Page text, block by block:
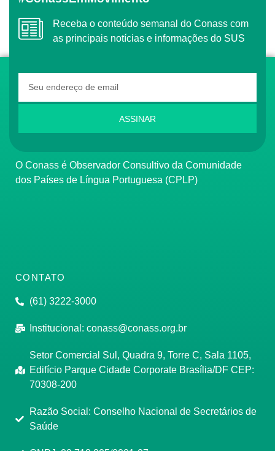
Receba o conteúdo semanal do Conass com
as principais notícias e informações do SUS
ASSINAR
O Conass é Observador Consultivo da Comunidade
dos Países de Língua Portuguesa (CPLP)
CONTATO
(61) 3222-3000
Institucional: conass@conass.org.br
Setor Comercial Sul, Quadra 9, Torre C, Sala 1105,
Edifício Parque Cidade Corporate Brasília/DF CEP:
70308-200
Razão Social: Conselho Nacional de Secretários de
Saúde